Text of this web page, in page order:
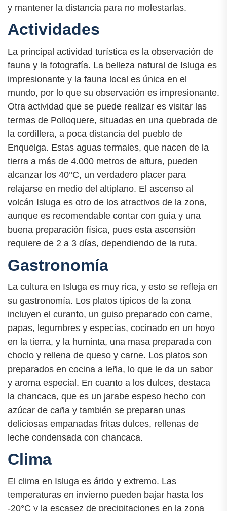
y mantener la distancia para no molestarlas.
Actividades
La principal actividad turística es la observación de
fauna y la fotografía. La belleza natural de Isluga es
impresionante y la fauna local es única en el
mundo, por lo que su observación es impresionante.
Otra actividad que se puede realizar es visitar las
termas de Polloquere, situadas en una quebrada de
la cordillera, a poca distancia del pueblo de
Enquelga. Estas aguas termales, que nacen de la
tierra a más de 4.000 metros de altura, pueden
alcanzar los 40°C, un verdadero placer para
relajarse en medio del altiplano. El ascenso al
volcán Isluga es otro de los atractivos de la zona,
aunque es recomendable contar con guía y una
buena preparación física, pues esta ascensión
requiere de 2 a 3 días, dependiendo de la ruta.
Gastronomía
La cultura en Isluga es muy rica, y esto se refleja en
su gastronomía. Los platos típicos de la zona
incluyen el curanto, un guiso preparado con carne,
papas, legumbres y especias, cocinado en un hoyo
en la tierra, y la huminta, una masa preparada con
choclo y rellena de queso y carne. Los platos son
preparados en cocina a leña, lo que le da un sabor
y aroma especial. En cuanto a los dulces, destaca
la chancaca, que es un jarabe espeso hecho con
azúcar de caña y también se preparan unas
deliciosas empanadas fritas dulces, rellenas de
leche condensada con chancaca.
Clima
El clima en Isluga es árido y extremo. Las
temperaturas en invierno pueden bajar hasta los
-20°C y la escasez de precipitaciones en la zona